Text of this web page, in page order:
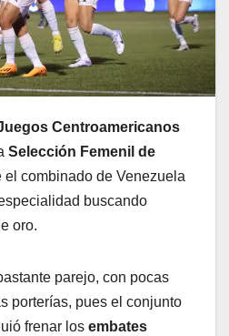
Centroamericanos
Selección Femenil de
el combinado de Venezuela
buscando
oro.
parejo, con pocas
porterías, pues el conjunto
frenar los embates